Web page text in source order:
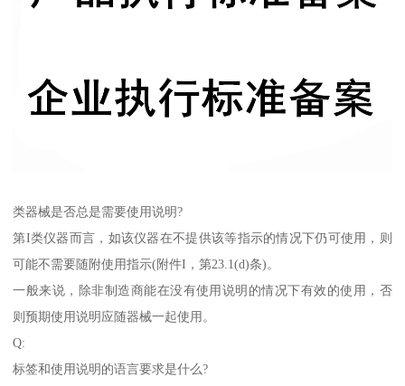
类器械是否总是需要使用说明?
第I类仪器而言，如该仪器在不提供该等指示的情况下仍可使用，则
可能不需要随附使用指示(附件I，第23.1(d)条)。
一般来说，除非制造商能在没有使用说明的情况下有效的使用，否
则预期使用说明应随器械一起使用。
Q:
标签和使用说明的语言要求是什么?